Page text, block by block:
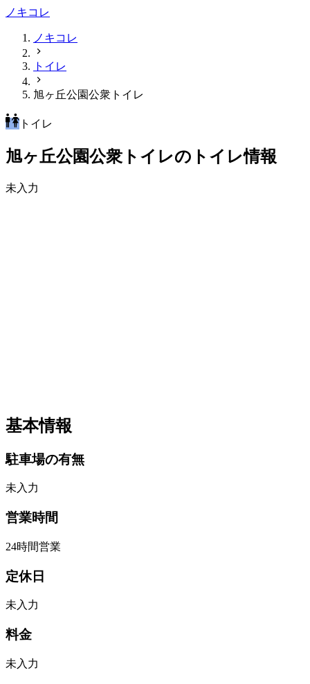
ノキコレ
ノキコレ
トイレ
旭ヶ丘公園公衆トイレ
トイレ
旭ヶ丘公園公衆トイレのトイレ情報
未入力
基本情報
駐車場の有無
未入力
営業時間
24時間営業
定休日
未入力
料金
未入力